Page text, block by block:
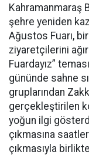
Kahramanmaraş
şehre yeniden
Ağustos Fuarı,
ziyaretçilerini
Fuardayız”
gününde sahne
gruplarından
gerçekleştirilen
yoğun ilgi
çıkmasına
çıkmasıyla